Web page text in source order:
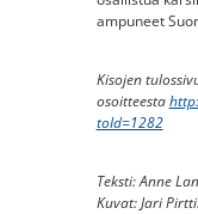
ampuneet
Kisojen
osoitteesta
toId=1282
Teksti: Anne
Kuvat: Jari